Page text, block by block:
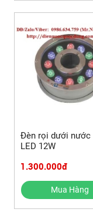
Đèn rọi dưới nước
LED 12W
1.300.000đ
Mua Hàng